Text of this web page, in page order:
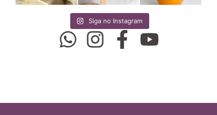
Siga no Instagram